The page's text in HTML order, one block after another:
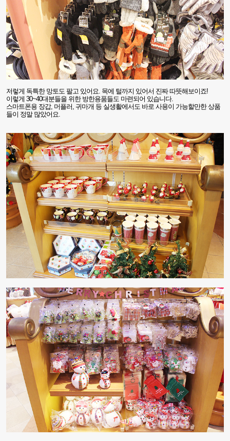
저렇게 독특한 망토도 팔고 있어요. 목에 털까지 있어서 진짜 따뜻해보이죠!
이렇게30~40대분들을 위한 방한용품들도 마련되어 있습니다.
스마트폰용 장갑, 머플러,귀마개 등 실생활에서도 바로 사용이 가능할만한 상품
들이 정말 많았어요.